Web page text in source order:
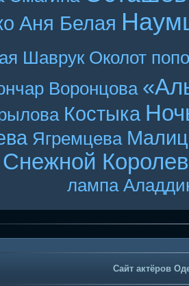
Аня Белая
Шаврук Околот
Воронцова
Костыка
Ягремцева
Снежной
лампа
Сайт актёров